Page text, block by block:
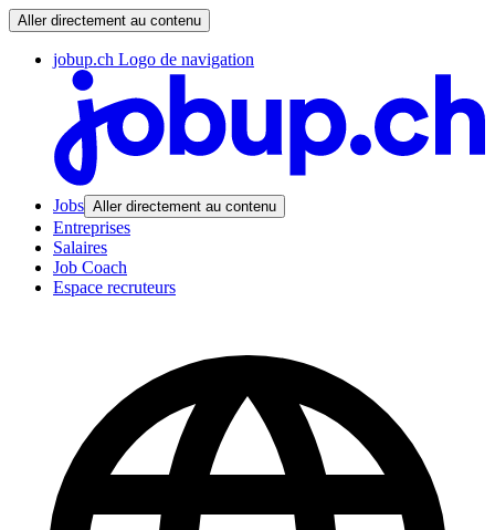
Aller directement au contenu
jobup.ch Logo de navigation
Jobs Aller directement au contenu
Entreprises
Salaires
Job Coach
Espace recruteurs